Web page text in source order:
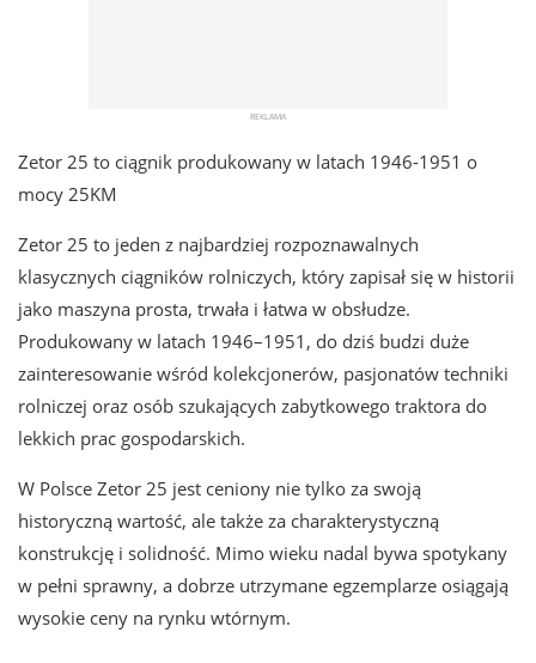
Zetor 25 to ciągnik produkowany w latach 1946-1951 o
mocy 25KM
Zetor 25 to jeden z najbardziej rozpoznawalnych
klasycznych ciągników rolniczych, który zapisał się w historii
jako maszyna prosta, trwała i łatwa w obsłudze.
Produkowany w latach 1946–1951, do dziś budzi duże
zainteresowanie wśród kolekcjonerów, pasjonatów techniki
rolniczej oraz osób szukających zabytkowego traktora do
lekkich prac gospodarskich.
W Polsce Zetor 25 jest ceniony nie tylko za swoją
historyczną wartość, ale także za charakterystyczną
konstrukcję i solidność. Mimo wieku nadal bywa spotykany
w pełni sprawny, a dobrze utrzymane egzemplarze osiągają
wysokie ceny na rynku wtórnym.